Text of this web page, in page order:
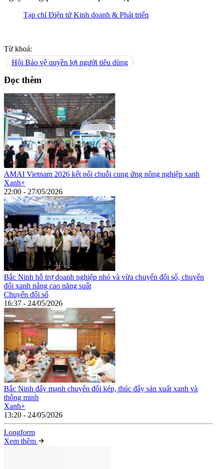
Tạp chí Điện tử Kinh doanh & Phát triển
Từ khoá:
Hội Bảo vệ quyền lợi người tiêu dùng
Đọc thêm
AMAI Vietnam 2026 kết nối chuỗi cung ứng nông nghiệp xanh
Xanh+
22:00 - 27/05/2026
Bắc Ninh hỗ trợ doanh nghiệp nhỏ và vừa chuyển đổi số, chuyển
đổi xanh nâng cao năng suất
Chuyển đổi số
16:37 - 24/05/2026
Bắc Ninh đẩy mạnh chuyển đổi kép, thúc đẩy sản xuất xanh và
thông minh
Xanh+
13:20 - 24/05/2026
Longform
Xem thêm